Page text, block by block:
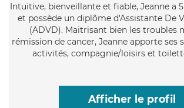
Intuitive, bienveillante et fiable, Jeanne a
et possède un diplôme d'Assistante De
(ADVD). Maitrisant bien les troubles
rémission de cancer, Jeanne apporte ses
activités, compagnie/loisirs et
Afficher le profil